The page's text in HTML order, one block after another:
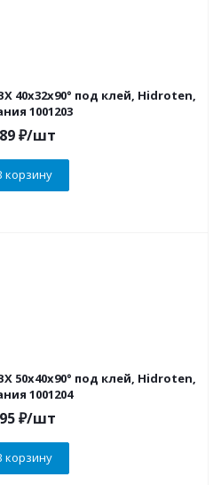
40х32х90° под клей, Hidroten,
1001203
₽/шт
корзину
50х40х90° под клей, Hidroten,
1001204
₽/шт
корзину